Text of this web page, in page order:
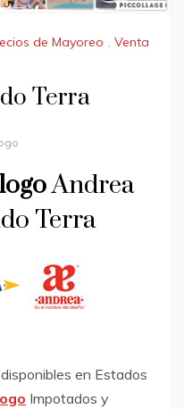
de Mayoreo , Venta
Terra
Andrea
Terra
en Estados
Impotados y